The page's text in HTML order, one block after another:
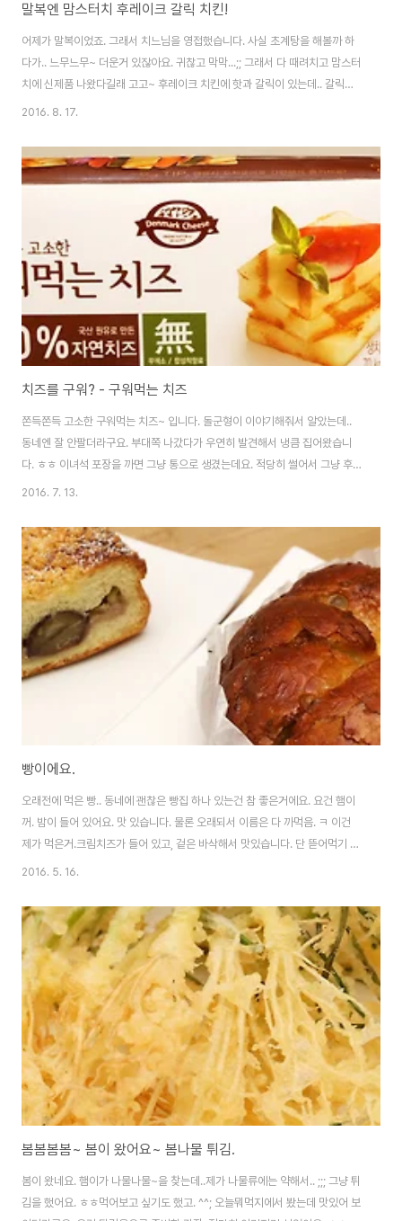
말복엔 맘스터치 후레이크 갈릭 치킨!
어제가 말복이었죠. 그래서 치느님을 영접했습니다. 사실 초계탕을 해볼까 하
다가.. 느무느무~ 더운거 있잖아요. 귀찮고 막막...;; 그래서 다 때려치고 맘스터
치에 신제품 나왔다길래 고고~ 후레이크 치킨에 핫과 갈릭이 있는데.. 갈릭을
좋아하는고로 그걸 시켰습니다. 맘스답지 않게(?) 가격대가 좀 올라가서 아쉽
서 육질의 촉촉함은 좀 떨어지구요. 단점이라면 후레이크가 잘 떨어진다는 것
정도? 갈릭맛은 강하지 않아서 무리 없이 드실 수 있으실 듯 하네요. 전 개인적
2016. 8. 17.
치즈를 구워? - 구워먹는 치즈
쫀득쫀득 고소한 구워먹는 치즈~ 입니다. 돌군형이 이야기해줘서 알았는데..
동네엔 잘 안팔더라구요. 부대쪽 나갔다가 우연히 발견해서 냉큼 집어왔습니
다. ㅎㅎ 이녀석 포장을 까면 그냥 통으로 생겼는데요. 적당히 썰어서 그냥 후라
이팬에 구워주면 됩니다. 앞뒤로 살포시 구워주면 이런 놀라운 때깔이!!! 생각보
말 쫄깃한 치즈의 그 식감! 아.. 이거 맥주 안주인데요? -ㅂ-;; 치즈 좋아하시는
분들은 꼭 드셔보세요. ㅎㅎ
2016. 7. 13.
빵이에요.
오래전에 먹은 빵.. 동네에 괜찮은 빵집 하나 있는건 참 좋은거에요. 요건 햄이
꺼. 밤이 들어 있어요. 맛 있습니다. 물론 오래되서 이름은 다 까먹음. ㅋ 이건
제가 먹은거.크림치즈가 들어 있고, 겉은 바삭해서 맛있습니다. 단 뜯어먹기 좀
어렵다는 단점이..;;;
2016. 5. 16.
봄봄봄봄~ 봄이 왔어요~ 봄나물 튀김.
봄이 왔네요. 햄이가 나물나물~을 찾는데..제가 나물류에는 약해서.. ;;; 그냥 튀
김을 했어요. ㅎㅎ먹어보고 싶기도 했고. ^^; 오늘뭐먹지에서 봤는데 맛있어 보